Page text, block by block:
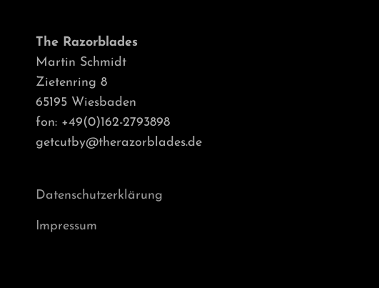
The Razorblades
Martin Schmidt
Zietenring 8
65195 Wiesbaden
fon: +49(0)162-2793898
getcutby@therazorblades.de
Datenschutzerklärung
Impressum